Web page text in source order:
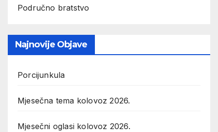
Područno bratstvo
Najnovije Objave
Porcijunkula
Mjesečna tema kolovoz 2026.
Mjesečni oglasi kolovoz 2026.